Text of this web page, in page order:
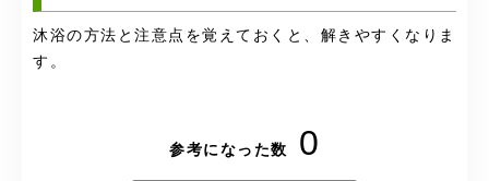
沐浴の方法と注意点を覚えておくと、解きやすくなりま
す。
参考になった数 0